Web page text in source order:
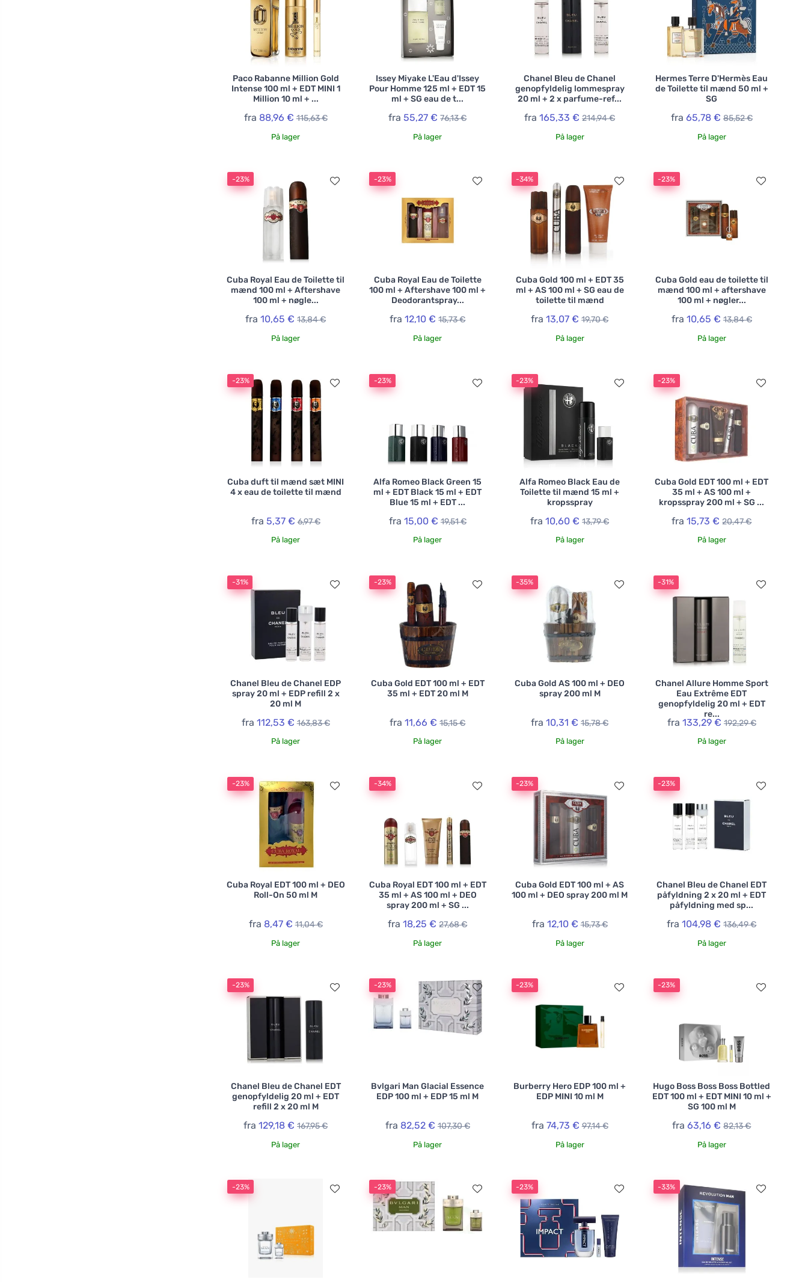
Paco Rabanne Million Gold
Intense 100 ml + EDT MINI 1
Million 10 ml + ...
fra 88,96 € 115,63 €
På lager
Issey Miyake L'Eau d'Issey
Pour Homme 125 ml + EDT 15
ml + SG eau de t...
fra55,27 € 76,13 €
På lager
Chanel Bleu de Chanel
genopfyldelig lommespray
20 ml + 2 x parfume-ref...
fra165,33 € 214,94 €
På lager
Hermes Terre D'Hermès Eau
de Toilette til mænd 50 ml +
SG
fra 65,78 € 85,52 €
På lager
-23%
Cuba Royal Eau de Toilette til
mænd 100 ml + Aftershave
100 ml + nøgle...
fra10,65 € 13,84 €
På lager
-23%
Cuba Royal Eau de Toilette
100 ml + Aftershave 100 ml +
Deodorantspray...
fra12,10 € 15,73 €
På lager
-34%
Cuba Gold 100 ml + EDT 35
ml + AS 100 ml + SG eau de
toilette til mænd
fra13,07 € 19,70 €
På lager
-23%
Cuba Gold eau de toilette til
mænd 100 ml + aftershave
100 ml + nøgler...
fra 10,65 € 13,84 €
På lager
-23%
Cuba duft til mænd sæt MINI
4 x eau de toilette til mænd
fra 5,37 € 6,97 €
På lager
-23%
Alfa Romeo Black Green 15
ml + EDT Black 15 ml + EDT
Blue 15 ml + EDT ...
fra 15,00 € 19,51 €
På lager
-23%
Alfa Romeo Black Eau de
Toilette til mænd 15 ml +
kropsspray
fra10,60 € 13,79 €
På lager
-23%
Cuba Gold EDT 100 ml + EDT
35 ml + AS 100 ml +
kropsspray 200 ml + SG ...
fra15,73 € 20,47 €
På lager
-31%
Chanel Bleu de Chanel EDP
spray 20 ml + EDP refill 2 x
20 ml M
fra 112,53 € 163,83 €
På lager
-23%
Cuba Gold EDT 100 ml + EDT
35 ml + EDT 20 ml M
fra11,66 € 15,15 €
På lager
-35%
Cuba Gold AS 100 ml + DEO
spray 200 ml M
fra10,31 € 15,78 €
På lager
-31%
Chanel Allure Homme Sport
Eau Extrême EDT
genopfyldelig 20 ml + EDT
re...
fra 133,29 € 192,29 €
På lager
-23%
Cuba Royal EDT 100 ml + DEO
Roll-On 50 ml M
fra 8,47 € 11,04 €
På lager
-34%
Cuba Royal EDT 100 ml + EDT
35 ml + AS 100 ml + DEO
spray 200 ml + SG ...
fra18,25 € 27,68 €
På lager
-23%
Cuba Gold EDT 100 ml + AS
100 ml + DEO spray 200 ml M
fra 12,10 € 15,73 €
På lager
-23%
Chanel Bleu de Chanel EDT
påfyldning 2 x 20 ml + EDT
påfyldning med sp...
fra104,98 € 136,49 €
På lager
-23%
Chanel Bleu de Chanel EDT
genopfyldelig 20 ml + EDT
refill 2 x 20 ml M
fra129,18 € 167,95 €
På lager
-23%
Bvlgari Man Glacial Essence
EDP 100 ml + EDP 15 ml M
fra 82,52 € 107,30 €
På lager
-23%
Burberry Hero EDP 100 ml +
EDP MINI 10 ml M
fra 74,73 € 97,14 €
På lager
-23%
Hugo Boss Boss Boss Bottled
EDT 100 ml + EDT MINI 10 ml +
SG 100 ml M
fra63,16 € 82,13 €
På lager
-23% -23% -23% -33%